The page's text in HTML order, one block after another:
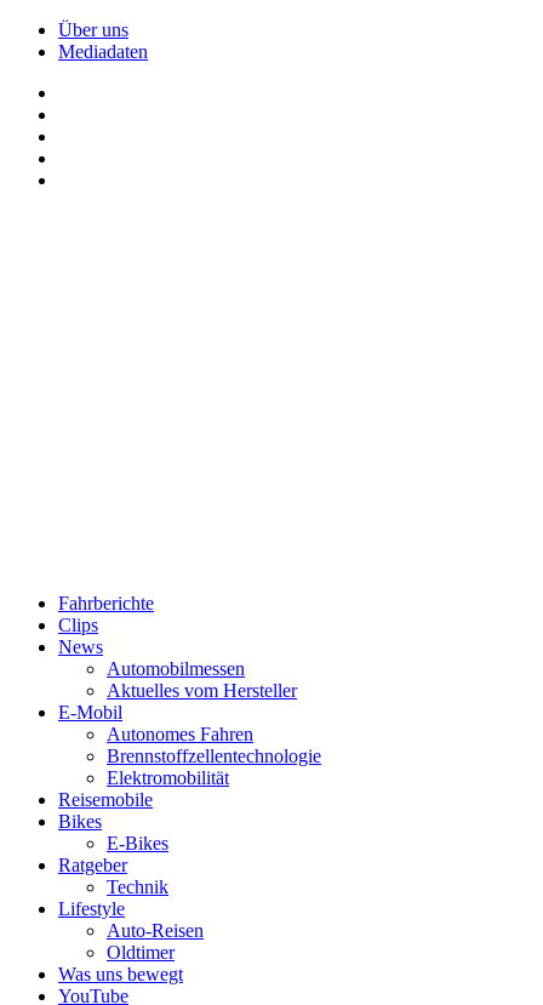
Über uns
Mediadaten
Fahrberichte
Clips
News
Automobilmessen
Aktuelles vom Hersteller
E-Mobil
Autonomes Fahren
Brennstoffzellentechnologie
Elektromobilität
Reisemobile
Bikes
E-Bikes
Ratgeber
Technik
Lifestyle
Auto-Reisen
Oldtimer
Was uns bewegt
YouTube